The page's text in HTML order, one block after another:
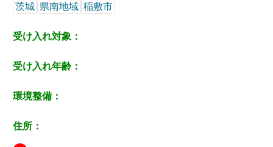
茨城 県南地域 稲敷市
受け入れ対象：
受け入れ年齢：
環境整備：
住所：